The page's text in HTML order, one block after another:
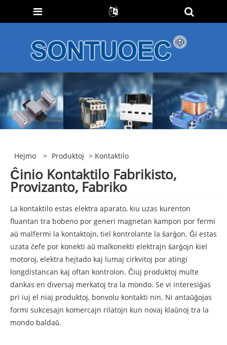
Hejmo > Produktoj > Kontaktilo
Ĉinio Kontaktilo Fabrikisto,
Provizanto, Fabriko
La kontaktilo estas elektra aparato, kiu uzas kurenton
fluantan tra bobeno por generi magnetan kampon por fermi
aŭ malfermi la kontaktojn, tiel kontrolante la ŝarĝon. Ĝi estas
uzata ĉefe por konekti aŭ malkonekti elektrajn ŝarĝojn kiel
motoroj, elektra hejtado kaj lumaj cirkvitoj por atingi
longdistancan kaj oftan kontrolon. Ĉiuj produktoj multe
dankas en diversaj merkatoj tra la mondo. Se vi interesiĝas
pri iuj el niaj produktoj, bonvolu kontakti nin. Ni antaŭĝojas
formi sukcesajn komercajn rilatojn kun novaj klaŭnoj tra la
mondo baldaŭ.